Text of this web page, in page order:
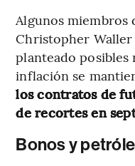
Algunos miembros
Christopher
planteado posibles
inflación se
los contratos de
de recortes en
Bonos y